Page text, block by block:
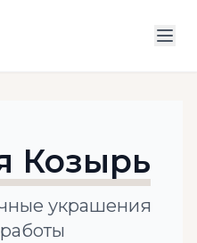
Козырь
украшения